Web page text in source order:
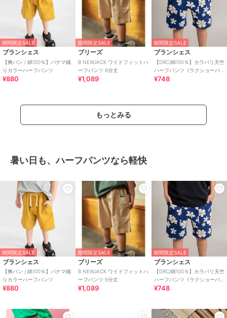
期間限定SALE
ブランシェス
【爽パン / 綿100％】パナマ織
りカラーハーフパンツ
¥880
期間限定SALE
ブリーズ
B NEWJACK ワイドフィットハ
ーフパンツ 6分丈
¥1,089
期間限定SALE
ブランシェス
【DRC/綿100％】カラバリ天竺
ハーフパンツ《ラクショーパ
ンツ》WEB限定カラーあり
¥748
もっとみる
暑い日も、ハーフパンツなら軽快
期間限定SALE
ブランシェス
【爽パン / 綿100％】パナマ織
りカラーハーフパンツ
¥880
期間限定SALE
ブリーズ
B NEWJACK ワイドフィットハ
ーフパンツ 6分丈
¥1,089
期間限定SALE
ブランシェス
【DRC/綿100％】カラバリ天竺
ハーフパンツ《ラクショーパ
ンツ》WEB限定カラーあり
¥748